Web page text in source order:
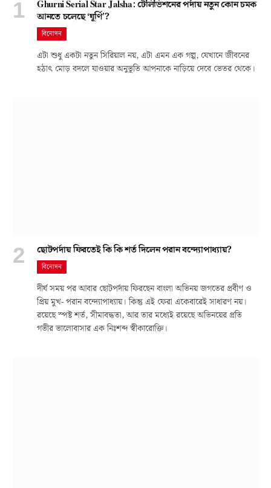
Ghurni Serial Star Jalsha: টেলিভিশনের পর্দায় নতুন কোন চমক
আনতে চলেছে ‘ঘূর্ণি’?
বিনোদন
এটা শুধু একটা নতুন সিরিয়াল নয়, এটা এমন এক গল্প, যেখানে জীবনের
হঠাৎ মোড় বদলে যাওয়ার অনুভূতি আপনাকে নাড়িয়ে দেবে ভেতর থেকে।
ছোটপর্দায় ফিরতেই কি কি শর্ত দিলেন পরান বন্দ্যোপাধ্যায়?
বিনোদন
দীর্ঘ সময় পর আবার ছোটপর্দায় ফিরছেন বাংলা অভিনয় জগতের প্রবীণ ও
প্রিয় মুখ- পরান বন্দ্যোপাধ্যায়। কিন্তু এই ফেরা একেবারেই সাধারণ নয়।
রয়েছে স্পষ্ট শর্ত, সীমাবদ্ধতা, আর তার মধ্যেই রয়েছে অভিনয়ের প্রতি
গভীর ভালোবাসার এক নিঃশব্দ স্বীকারোক্তি।